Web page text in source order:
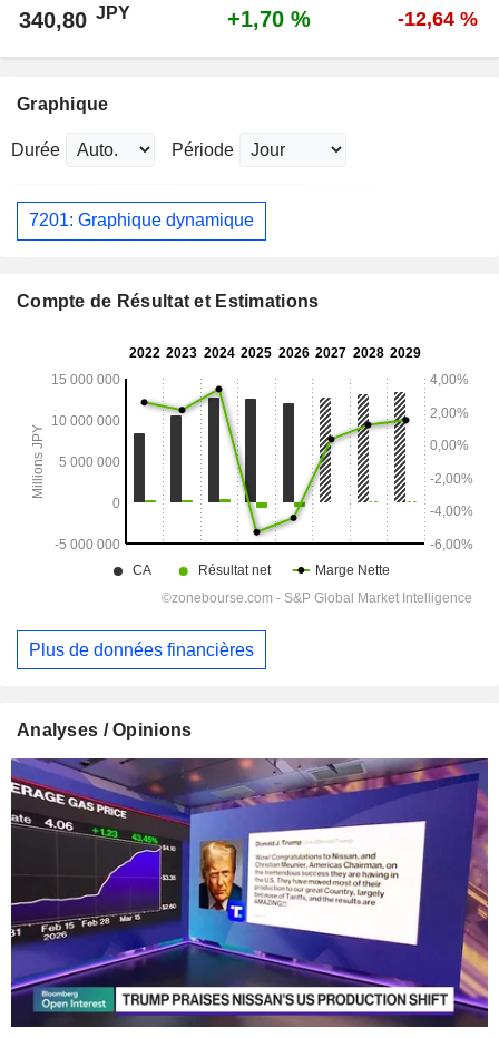
340,80 JPY +1,70 % -12,64 %
Graphique
Durée Période
7201: Graphique dynamique
Compte de Résultat et Estimations
Plus de données financières
Analyses / Opinions